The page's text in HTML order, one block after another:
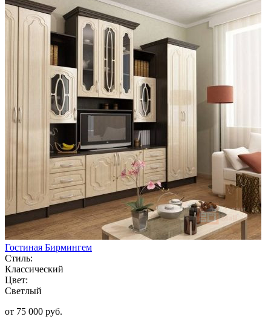
Гостиная Бирмингем
Стиль:
Классический
Цвет:
Светлый
от 75 000 руб.